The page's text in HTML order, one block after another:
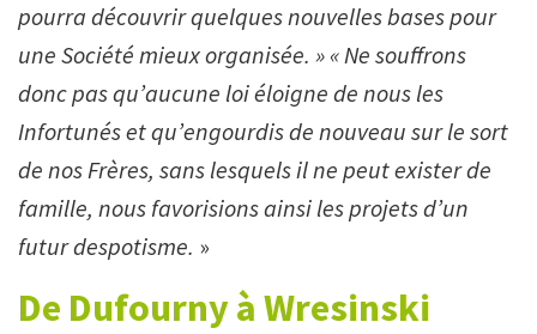
pourra découvrir quelques nouvelles bases pour
une Société mieux organisée. » « Ne souffrons
donc pas qu’aucune loi éloigne de nous les
Infortunés et qu’engourdis de nouveau sur le sort
de nos Frères, sans lesquels il ne peut exister de
famille, nous favorisions ainsi les projets d’un
futur despotisme. »
De Dufourny à Wresinski